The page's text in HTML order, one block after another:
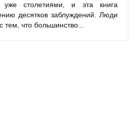
уже столетиями, и эта книга
десятков заблуждений. Люди
тем, что большинство...